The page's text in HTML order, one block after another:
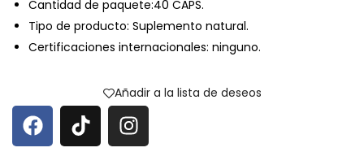
Cantidad de paquete:40 CAPS.
Tipo de producto: Suplemento natural.
Certificaciones internacionales: ninguno.
Añadir a la lista de deseos